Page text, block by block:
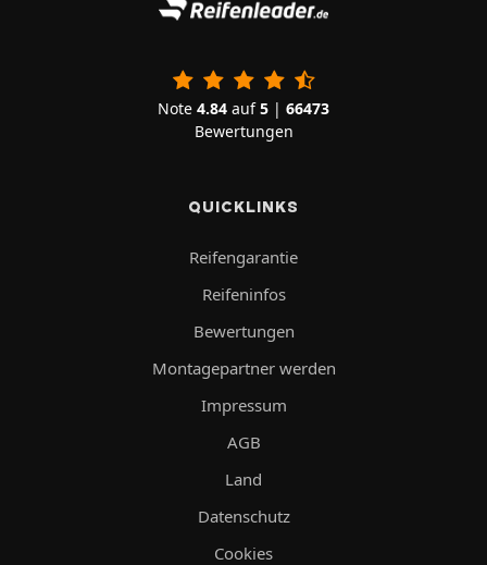
Note 4.84 auf5 | 66473
Bewertungen
QUICKLINKS
Reifengarantie
Reifeninfos
Bewertungen
Montagepartner werden
Impressum
AGB
Land
Datenschutz
Cookies